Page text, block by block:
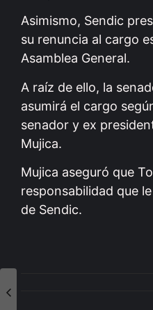
Asimismo, Sendic
su renuncia al cargo
Asamblea General.
A raíz de ello, la
asumirá el cargo
senador y ex
Mujica.
Mujica aseguró que
responsabilidad que
de Sendic.